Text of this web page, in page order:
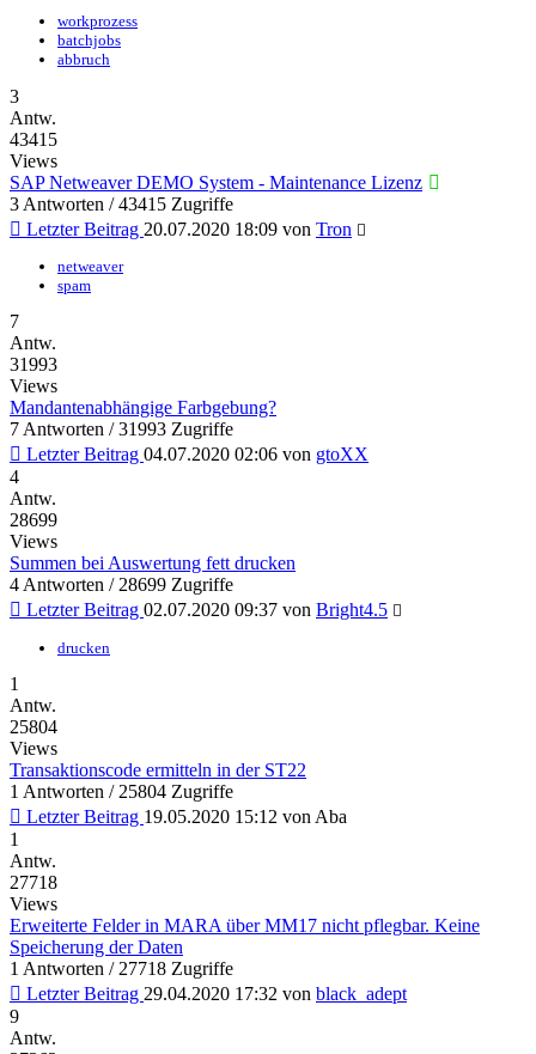
workprozess
batchjobs
abbruch
3
Antw.
43415
Views
SAP Netweaver DEMO System - Maintenance Lizenz
3 Antworten / 43415 Zugriffe
Letzter Beitrag 20.07.2020 18:09 von Tron
netweaver
spam
7
Antw.
31993
Views
Mandantenabhängige Farbgebung?
7 Antworten / 31993 Zugriffe
Letzter Beitrag 04.07.2020 02:06 von gtoXX
4
Antw.
28699
Views
Summen bei Auswertung fett drucken
4 Antworten / 28699 Zugriffe
Letzter Beitrag 02.07.2020 09:37 von Bright4.5
drucken
1
Antw.
25804
Views
Transaktionscode ermitteln in der ST22
1 Antworten / 25804 Zugriffe
Letzter Beitrag 19.05.2020 15:12 von Aba
1
Antw.
27718
Views
Erweiterte Felder in MARA über MM17 nicht pflegbar. Keine
Speicherung der Daten
1 Antworten / 27718 Zugriffe
Letzter Beitrag 29.04.2020 17:32 von black_adept
9
Antw.